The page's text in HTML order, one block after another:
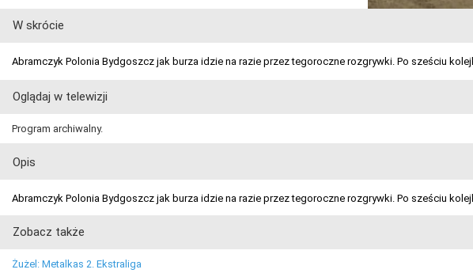
W skrócie
Abramczyk Polonia Bydgoszcz jak burza idzie na razie przez tegoroczne rozgrywki. Po sześciu
Oglądaj w telewizji
Program archiwalny.
Opis
Abramczyk Polonia Bydgoszcz jak burza idzie na razie przez tegoroczne rozgrywki. Po sześciu
Zobacz także
Żużel: Metalkas 2. Ekstraliga